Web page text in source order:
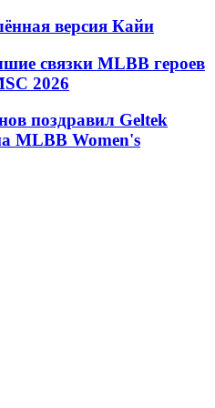
версия Кайи
связки MLBB героев
2026
поздравил Geltek
MLBB Women's